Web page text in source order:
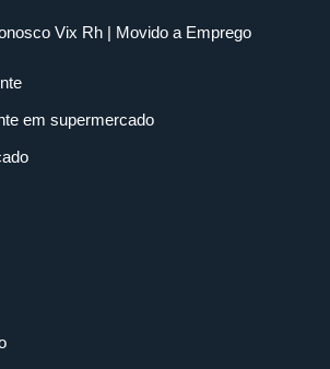
Vix Rh| Movido a Emprego
em supermercado